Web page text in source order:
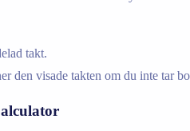
takt.
den visade takten om du inte tar